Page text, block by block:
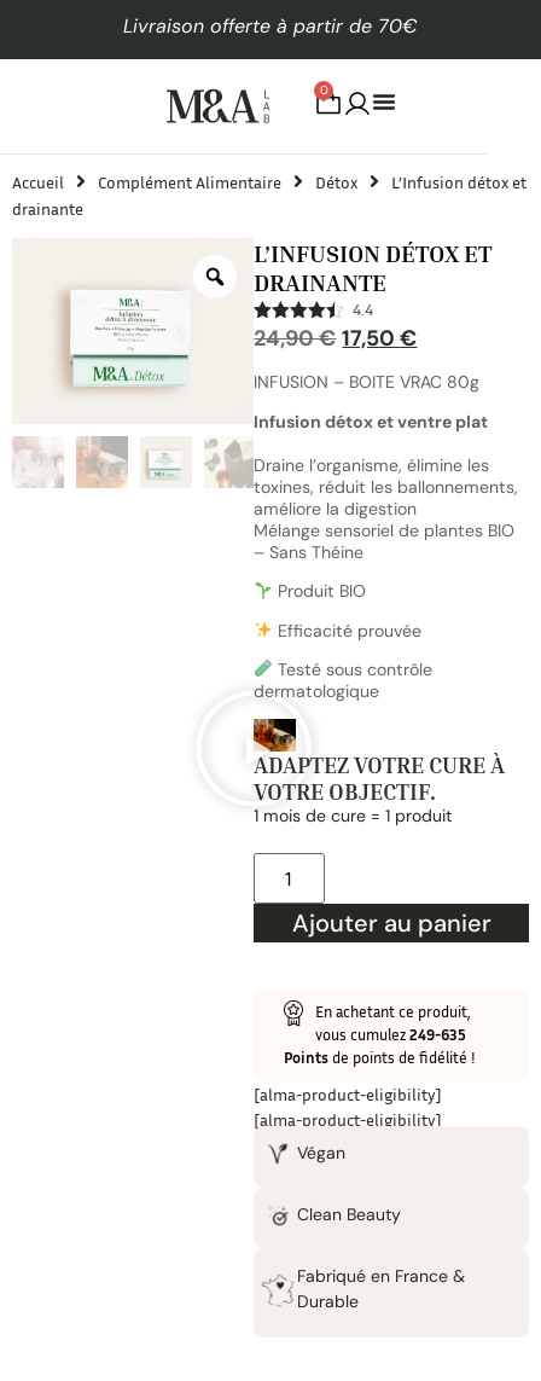
à partir de 70€ Alma - Payez en 3x sans
0
Accueil Complément Alimentaire Détox
L’Infusion détox et
drainante
L’INFUSION DÉTOX ET
DRAINANTE
Note4.38
sur 5
4.4
24,90€ 17,50€
INFUSION – BOITE VRAC 80g
Infusion détox et ventre plat
Draine l’organisme, élimine les
toxines, réduit les ballonnements,
améliore la digestion
Mélange sensoriel de plantes BIO
– Sans Théine
Produit BIO
Efficacité prouvée
Testé sous contrôle
dermatologique
ADAPTEZ VOTRE CURE À
VOTRE OBJECTIF.
1 mois de cure = 1 produit
Ajouter au panier
En achetant ce produit,
vous cumulez249-635
Pointsde points de fidélité !
[alma-product-eligibility]
[alma-product-eligibility]
Végan
Clean Beauty
Fabriqué en France &
Durable